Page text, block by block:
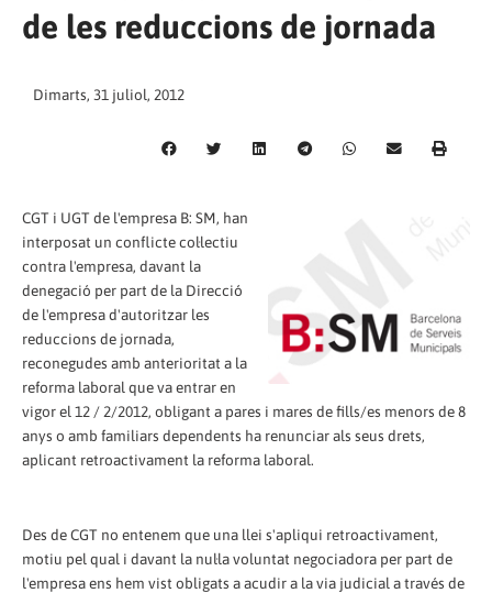
de les reduccions de jornada
Dimarts, 31 juliol, 2012
CGT i UGT de l'empresa B: SM, han
interposat un conflicte col·lectiu
contra l'empresa, davant la
denegació per part de la Direcció
de l'empresa d'autoritzar les
reduccions de jornada,
reconegudes amb anterioritat a la
reforma laboral que va entrar en
vigor el 12 / 2/2012, obligant a pares i mares de fills/es menors de 8
anys o amb familiars dependents ha renunciar als seus drets,
aplicant retroactivament la reforma laboral.
Des de CGT no entenem que una llei s'apliqui retroactivament,
motiu pel qual i davant la nul·la voluntat negociadora per part de
l'empresa ens hem vist obligats a acudir a la via judicial a través de